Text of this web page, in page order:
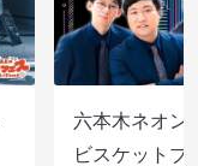
六本木ネオン
ビスケットブ